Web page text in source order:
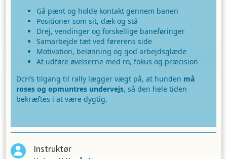
Gå pænt og holde kontakt gennem banen
Positioner som sit, dæk og stå
Drej, vendinger og forskellige baneføringer
Samarbejde tæt ved førerens side
Motivation, belønning og god arbejdsglæde
At udføre øvelserne med ro, fokus og præcision
DcH’s tilgang til rally lægger vægt på, at hunden må
roses og opmuntres undervejs, så den hele tiden
bekræftes i at være dygtig.
Instruktør